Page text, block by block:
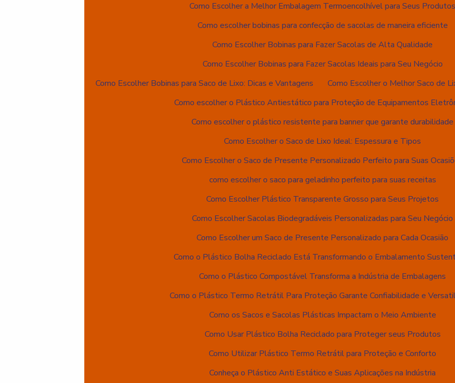
Como Escolher a Melhor Embalagem Termoencolhível para Seus Produtos
Como escolher bobinas para confecção de sacolas de maneira eficiente
Como Escolher Bobinas para Fazer Sacolas de Alta Qualidade
Como Escolher Bobinas para Fazer Sacolas Ideais para Seu Negócio
Como Escolher Bobinas para Saco de Lixo: Dicas e Vantagens
Como Escolher o Melhor Saco de
Como escolher o Plástico Antiestático para Proteção de Equipamentos
Como escolher o plástico resistente para banner que garante durabilidade
Como Escolher o Saco de Lixo Ideal: Espessura e Tipos
Como Escolher o Saco de Presente Personalizado Perfeito para Suas
como escolher o saco para geladinho perfeito para suas receitas
Como Escolher Plástico Transparente Grosso para Seus Projetos
Como Escolher Sacolas Biodegradáveis Personalizadas para Seu Negócio
Como Escolher um Saco de Presente Personalizado para Cada Ocasião
Como o Plástico Bolha Reciclado Está Transformando o Embalamento
Como o Plástico Compostável Transforma a Indústria de Embalagens
Como o Plástico Termo Retrátil Para Proteção Garante Confiabilidade e
Como os Sacos e Sacolas Plásticas Impactam o Meio Ambiente
Como Usar Plástico Bolha Reciclado para Proteger seus Produtos
Como Utilizar Plástico Termo Retrátil para Proteção e Conforto
Conheça o Plástico Anti Estático e Suas Aplicações na Indústria